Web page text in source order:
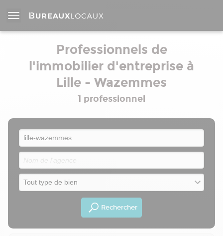
Professionnels de
l'immobilier d'entreprise à
Lille - Wazemmes
1 professionnel
Rechercher